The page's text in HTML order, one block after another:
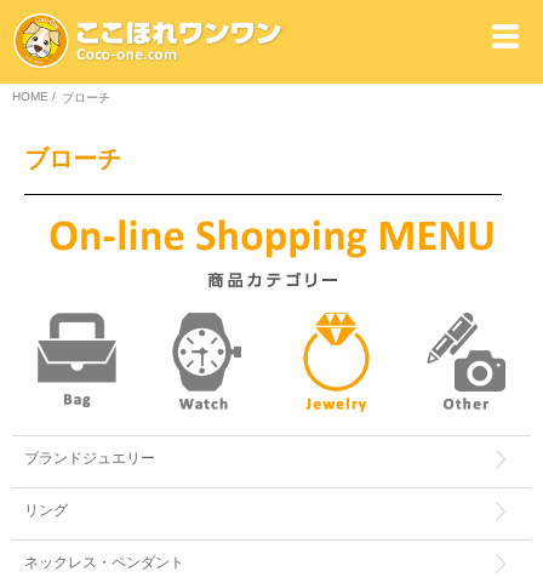
HOME / ブローチ
ブローチ
ブランドジュエリー
リング
ネックレス・ペンダント